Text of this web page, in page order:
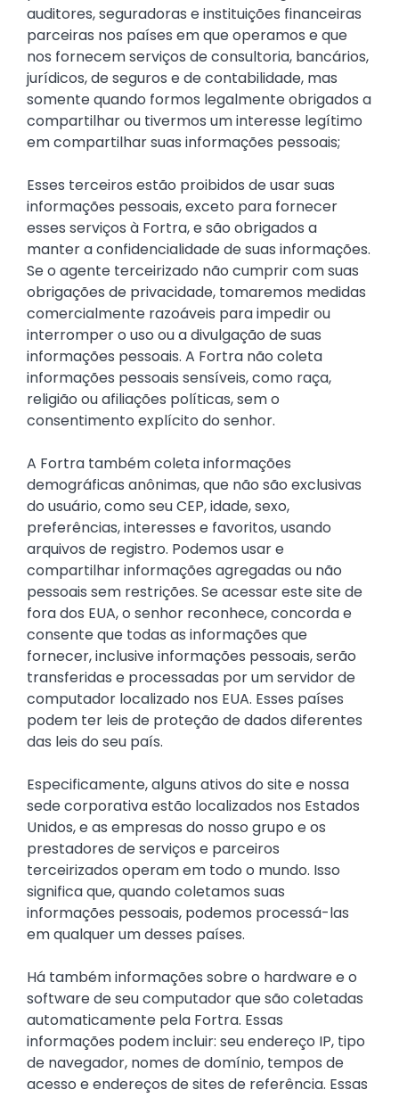
auditores, seguradoras e instituições financeiras
parceiras nos países em que operamos e que
nos fornecem serviços de consultoria, bancários,
jurídicos, de seguros e de contabilidade, mas
somente quando formos legalmente obrigados a
compartilhar ou tivermos um interesse legítimo
em compartilhar suas informações pessoais;
Esses terceiros estão proibidos de usar suas
informações pessoais, exceto para fornecer
esses serviços à Fortra, e são obrigados a
manter a confidencialidade de suas informações.
Se o agente terceirizado não cumprir com suas
obrigações de privacidade, tomaremos medidas
comercialmente razoáveis para impedir ou
interromper o uso ou a divulgação de suas
informações pessoais. A Fortra não coleta
informações pessoais sensíveis, como raça,
religião ou afiliações políticas, sem o
consentimento explícito do senhor.
A Fortra também coleta informações
demográficas anônimas, que não são exclusivas
do usuário, como seu CEP, idade, sexo,
preferências, interesses e favoritos, usando
arquivos de registro. Podemos usar e
compartilhar informações agregadas ou não
pessoais sem restrições. Se acessar este site de
fora dos EUA, o senhor reconhece, concorda e
consente que todas as informações que
fornecer, inclusive informações pessoais, serão
transferidas e processadas por um servidor de
computador localizado nos EUA. Esses países
podem ter leis de proteção de dados diferentes
das leis do seu país.
Especificamente, alguns ativos do site e nossa
sede corporativa estão localizados nos Estados
Unidos, e as empresas do nosso grupo e os
prestadores de serviços e parceiros
terceirizados operam em todo o mundo. Isso
significa que, quando coletamos suas
informações pessoais, podemos processá-las
em qualquer um desses países.
Há também informações sobre o hardware e o
software de seu computador que são coletadas
automaticamente pela Fortra. Essas
informações podem incluir: seu endereço IP, tipo
de navegador, nomes de domínio, tempos de
acesso e endereços de sites de referência. Essas